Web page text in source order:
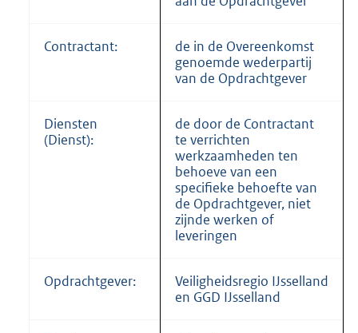
Contractant:
de in de Overeenkomst
genoemde wederpartij
van de Opdrachtgever
Diensten
(Dienst):
de door de Contractant
te verrichten
werkzaamheden ten
behoeve van een
specifieke behoefte van
de Opdrachtgever, niet
zijnde werken of
leveringen
Opdrachtgever:
Veiligheidsregio IJsselland
en GGD IJsselland